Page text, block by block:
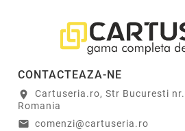
CONTACTEAZA-NE
location_on
Cartuseria.ro, Str Bucuresti
Romania
email comenzi@cartuseria.ro